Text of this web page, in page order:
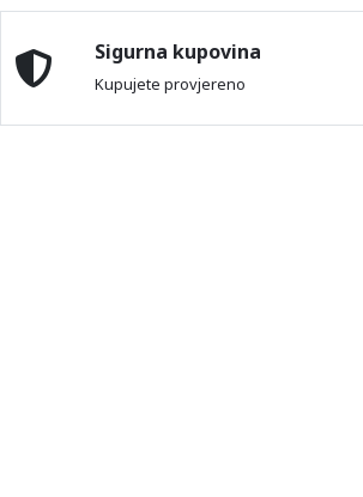
Sigurna kupovina
Kupujete provjereno